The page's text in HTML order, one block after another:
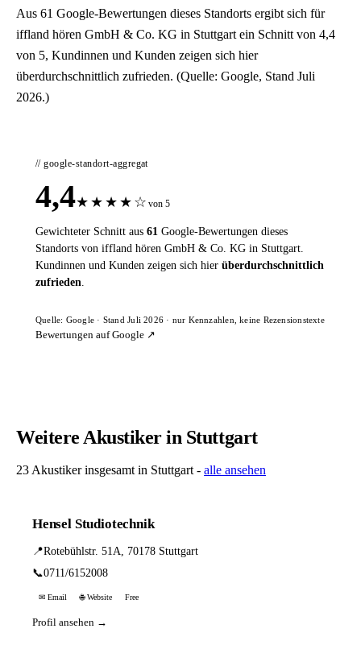
Aus 61 Google-Bewertungen dieses Standorts ergibt sich für
iffland hören GmbH & Co. KG in Stuttgart ein Schnitt von 4,4
von 5, Kundinnen und Kunden zeigen sich hier
überdurchschnittlich zufrieden. (Quelle: Google, Stand Juli
2026.)
// google-standort-aggregat
4,4★ ★ ★ ★ ☆ von 5
Gewichteter Schnitt aus 61 Google-Bewertungen dieses
Standorts von iffland hören GmbH & Co. KG in Stuttgart.
Kundinnen und Kunden zeigen sich hier überdurchschnittlich
zufrieden.
Quelle: Google · Stand Juli 2026 · nur Kennzahlen, keine Rezensionstexte
Bewertungen auf Google ↗
Weitere Akustiker in Stuttgart
23 Akustiker insgesamt in Stuttgart - alle ansehen
Hensel Studiotechnik
📍Rotebühlstr. 51A, 70178 Stuttgart
📞0711/6152008
✉ Email 🌐 Website Free
Profil ansehen →